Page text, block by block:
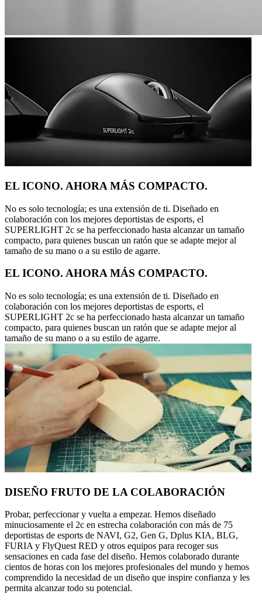
EL ICONO. AHORA MÁS COMPACTO.
No es solo tecnología; es una extensión de ti. Diseñado en
colaboración con los mejores deportistas de esports, el
SUPERLIGHT 2c se ha perfeccionado hasta alcanzar un tamaño
compacto, para quienes buscan un ratón que se adapte mejor al
tamaño de su mano o a su estilo de agarre.
EL ICONO. AHORA MÁS COMPACTO.
No es solo tecnología; es una extensión de ti. Diseñado en
colaboración con los mejores deportistas de esports, el
SUPERLIGHT 2c se ha perfeccionado hasta alcanzar un tamaño
compacto, para quienes buscan un ratón que se adapte mejor al
tamaño de su mano o a su estilo de agarre.
DISEÑO FRUTO DE LA COLABORACIÓN
Probar, perfeccionar y vuelta a empezar. Hemos diseñado
minuciosamente el 2c en estrecha colaboración con más de 75
deportistas de esports de NAVI, G2, Gen G, Dplus KIA, BLG,
FURIA y FlyQuest RED y otros equipos para recoger sus
sensaciones en cada fase del diseño. Hemos colaborado durante
cientos de horas con los mejores profesionales del mundo y hemos
comprendido la necesidad de un diseño que inspire confianza y les
permita alcanzar todo su potencial.